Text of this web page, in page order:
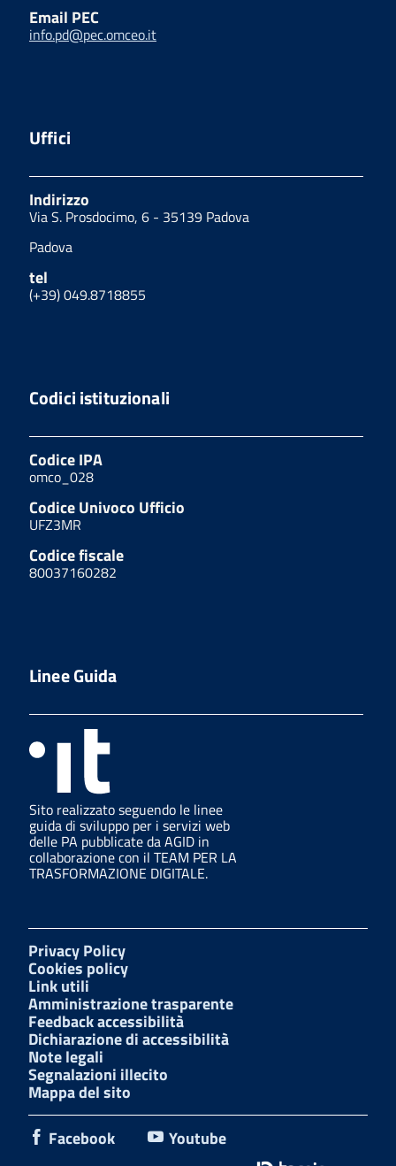
Email PEC
info.pd@pec.omceo.it
Uffici
Indirizzo
Via S. Prosdocimo, 6 - 35139 Padova
Padova
tel
(+39) 049.8718855
Codici istituzionali
Codice IPA
omco_028
Codice Univoco Ufficio
UFZ3MR
Codice fiscale
80037160282
Linee Guida
Sito realizzato seguendo le linee
guida di sviluppo per i servizi web
delle PA pubblicate da AGID in
collaborazione con il TEAM PER LA
TRASFORMAZIONE DIGITALE.
Privacy Policy
Cookies policy
Link utili
Amministrazione trasparente
Feedback accessibilità
Dichiarazione di accessibilità
Note legali
Segnalazioni illecito
Mappa del sito
Facebook
Youtube